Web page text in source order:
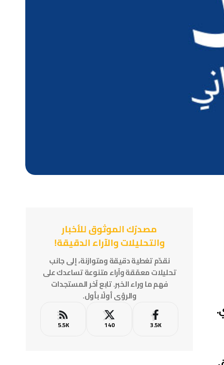
مصدرُك الموثوق للأخبار
والتحليلات والآراء الدقيقة!
نقدّم تغطية دقيقة ومتوازنة، إلى جانب
تحليلات معمّقة وآراء متنوعة تساعدك على
فهم ما وراء الخبر. تابع آخر المستجدات
والرؤى أولًا بأول.
3.5K
140
5.5K